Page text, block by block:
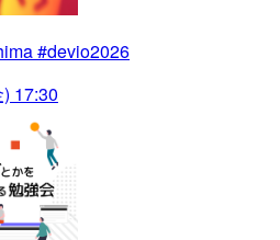
#devio2026
17:30